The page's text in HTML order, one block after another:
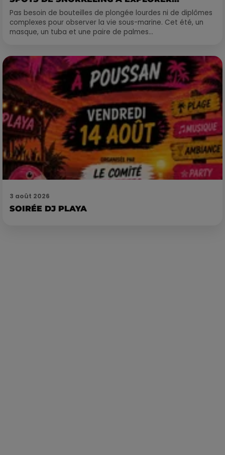
Pas besoin de bouteilles de plongée lourdes ni de diplômes
complexes pour observer la vie sous-marine. Cet été, un
masque, un tuba et une paire de palmes...
3 août 2026
SOIRÉE DJ PLAYA